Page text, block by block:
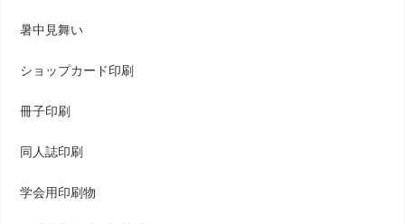
暑中見舞い
ショップカード印刷
冊子印刷
同人誌印刷
学会用印刷物